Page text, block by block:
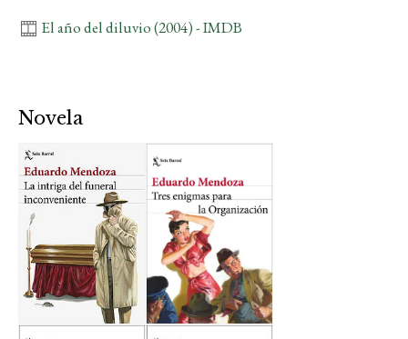
El año del diluvio (2004) - IMDB
Novela